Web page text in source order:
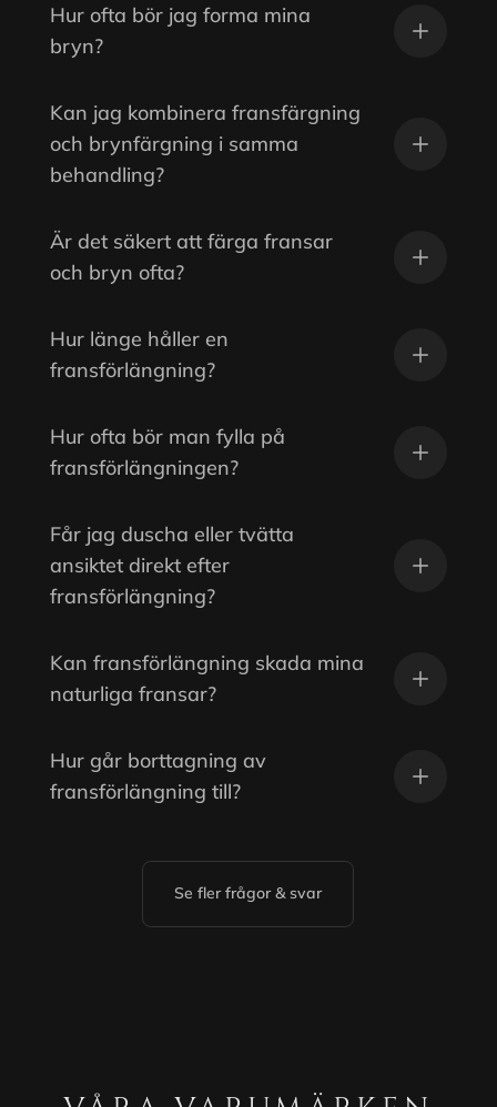
Hur ofta bör jag forma mina
bryn?
Kan jag kombinera fransfärgning
och brynfärgning i samma
behandling?
Är det säkert att färga fransar
och bryn ofta?
Hur länge håller en
fransförlängning?
Hur ofta bör man fylla på
fransförlängningen?
Får jag duscha eller tvätta
ansiktet direkt efter
fransförlängning?
Kan fransförlängning skada mina
naturliga fransar?
Hur går borttagning av
fransförlängning till?
Se fler frågor & svar